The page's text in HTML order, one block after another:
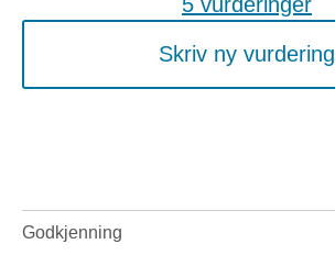
Skriv ny vurdering
Godkjenning